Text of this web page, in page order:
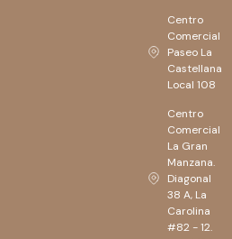
Centro
Comercial
Paseo La
Castellana
Local 108
Centro
Comercial
La Gran
Manzana.
Diagonal
38 A, La
Carolina
#82 - 12.